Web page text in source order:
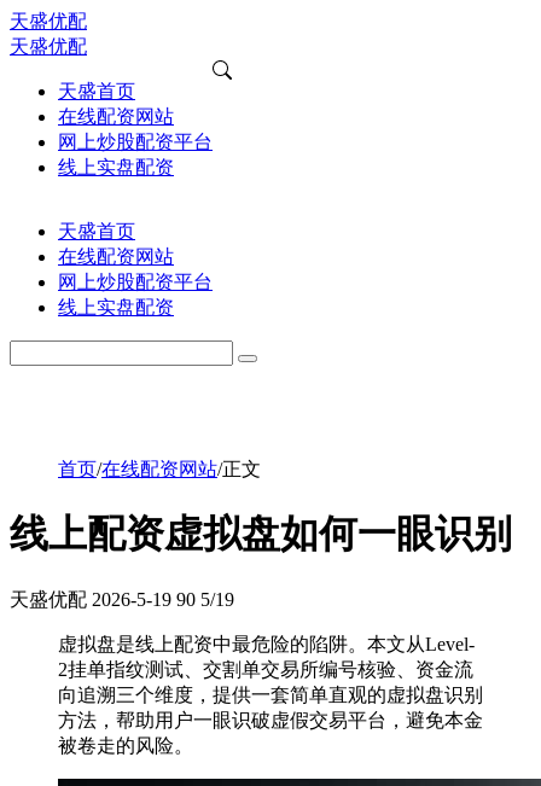
天盛优配
天盛优配
天盛首页
在线配资网站
网上炒股配资平台
线上实盘配资
天盛首页
在线配资网站
网上炒股配资平台
线上实盘配资
首页/在线配资网站/正文
线上配资虚拟盘如何一眼识别
天盛优配 2026-5-19 90 5/19
虚拟盘是线上配资中最危险的陷阱。本文从Level-
2挂单指纹测试、交割单交易所编号核验、资金流
向追溯三个维度，提供一套简单直观的虚拟盘识别
方法，帮助用户一眼识破虚假交易平台，避免本金
被卷走的风险。